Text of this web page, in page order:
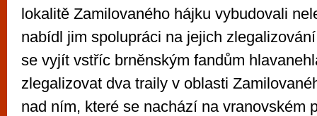
lokalitě Zamilovaného hájku vybudovali
nabídl jim spolupráci na jejich
se vyjít vstříc brněnským fandům
zlegalizovat dva traily v oblasti
nad ním, které se nachází na vranovském